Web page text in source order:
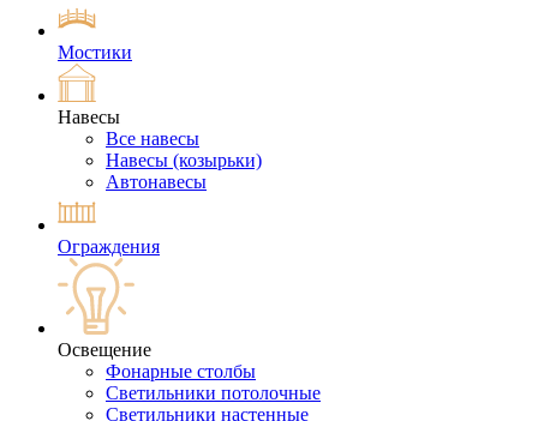
Мостики
Навесы
Все навесы
Навесы (козырьки)
Автонавесы
Ограждения
Освещение
Фонарные столбы
Светильники потолочные
Светильники настенные